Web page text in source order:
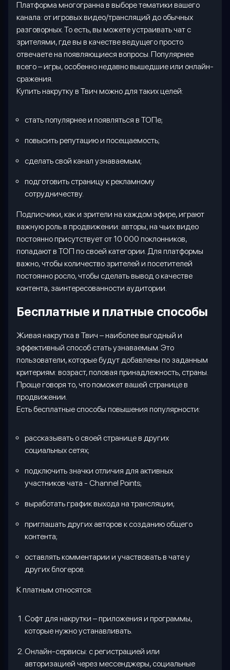
Платформа многогранна в выборе тематики вашего
канала: от игровых видео/трансляций до обычных
разговорных. То есть, вы можете устраивать чат с
зрителями, где вы в качестве ведущего просто
отвечаете на появляющиеся вопросы. Популярнее
всего – игры, особенно недавно вышедшие или онлайн-
сражения.
Купить накрутку в Твич можно для таких целей:
стать популярнее и появляться в ТОПе;
повысить репутацию и посещаемость;
сделать свой канал узнаваемым;
подготовить страницу к рекламному
сотрудничеству.
Подписчики, как и зрители на каждом эфире, играют
важную роль в продвижении: авторы, на чьих видео
постоянно присутствует от 10 000 поклонников,
попадают в ТОП по своей категории. Для платформы
важно, чтобы количество зрителей и посетителей
постоянно росло, чтобы сделать вывод о качестве
контента, заинтересованности аудитории.
Бесплатные и платные способы
Живая накрутка в Твич – наиболее выгодный и
эффективный способ стать узнаваемым. Это
пользователи, которые будут добавлены по заданным
критериям: возраст, половая принадлежность, страны.
Проще говоря то, что поможет вашей странице в
продвижении.
Есть бесплатные способы повышения популярности:
рассказывать о своей странице в других
социальных сетях;
подключить значки отличия для активных
участников чата - Channel Points;
выработать график выхода на трансляции;
приглашать других авторов к созданию общего
контента;
оставлять комментарии и участвовать в чате у
других блогеров.
К платным относятся:
Софт для накрутки – приложения и программы,
которые нужно устанавливать.
Онлайн-сервисы: с регистрацией или
авторизацией через мессенджеры, социальные